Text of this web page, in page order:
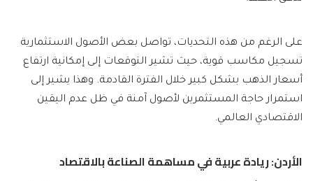
على الرغم من هذه التحديات، تواصل بعض الأصول الاستثمارية
تسجيل مكاسب قوية، حيث تشير التوقعات إلى إمكانية ارتفاع
أسعار الذهب بشكل كبير خلال الفترة القادمة. وهذا يشير إلى
استمرار حاجة المستثمرين لأصول آمنة في ظل عدم اليقين
الاقتصادي العالمي.
الأردن: ريادة عربية في مساهمة الصناعة بالاقتصاد